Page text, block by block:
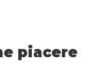
piacere